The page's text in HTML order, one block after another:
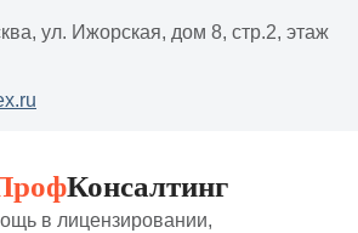
ул. Ижорская, дом 8, стр.2, этаж
Консалтинг
в лицензировании,